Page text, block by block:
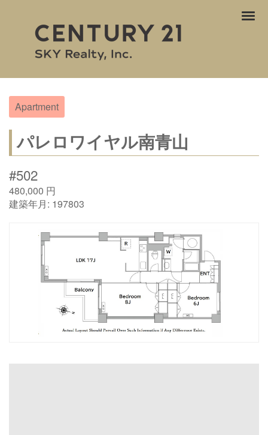
ナ
Apartment
パレロワイヤル南青山
#502
480,000 円
建築年月: 197803